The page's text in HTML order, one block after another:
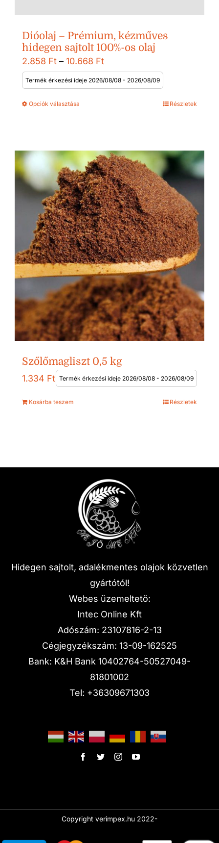
Dióolaj – Prémium, kézműves
hidegen sajtolt 100%-os olaj
2.858 Ft – 10.668 FtÁrtartomány:
2.858 Ft
-
Termék érkezési ideje 2026/08/08 - 2026/08/09
Opciók választása Részletek
Szőlőmagliszt 0,5 kg
1.334 Ft Termék érkezési ideje 2026/08/08 - 2026/08/09
Kosárba teszem Részletek
Hidegen sajtolt, adalékmentes olajok közvetlen
gyártótól!
Webes üzemeltető:
Intec Online Kft
Adószám: 23107816-2-13
Cégjegyzékszám: 13-09-162525
Bank: K&H Bank 10402764-50527049-
81801002
Tel: +36309671303
Copyright verimpex.hu 2022-